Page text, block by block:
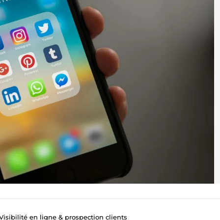
en ligne & prospection clients